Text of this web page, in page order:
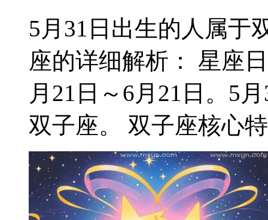
5月31日出生的人属于
座的详细解析： 星座
月21日～6月21日。5
双子座。 双子座核心